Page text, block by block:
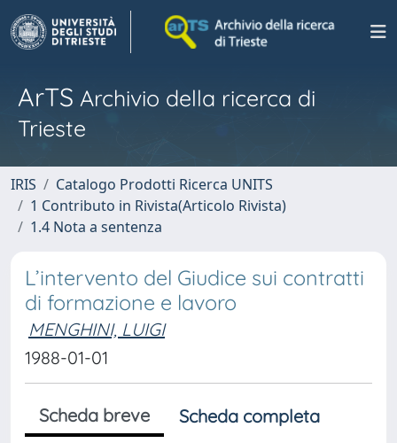
ArTS Archivio della ricerca di
Trieste
IRIS
Catalogo Prodotti Ricerca UNITS
1 Contributo in Rivista(Articolo Rivista)
1.4 Nota a sentenza
L’intervento del Giudice sui contratti
di formazione e lavoro
MENGHINI, LUIGI
1988-01-01
Scheda breve Scheda completa